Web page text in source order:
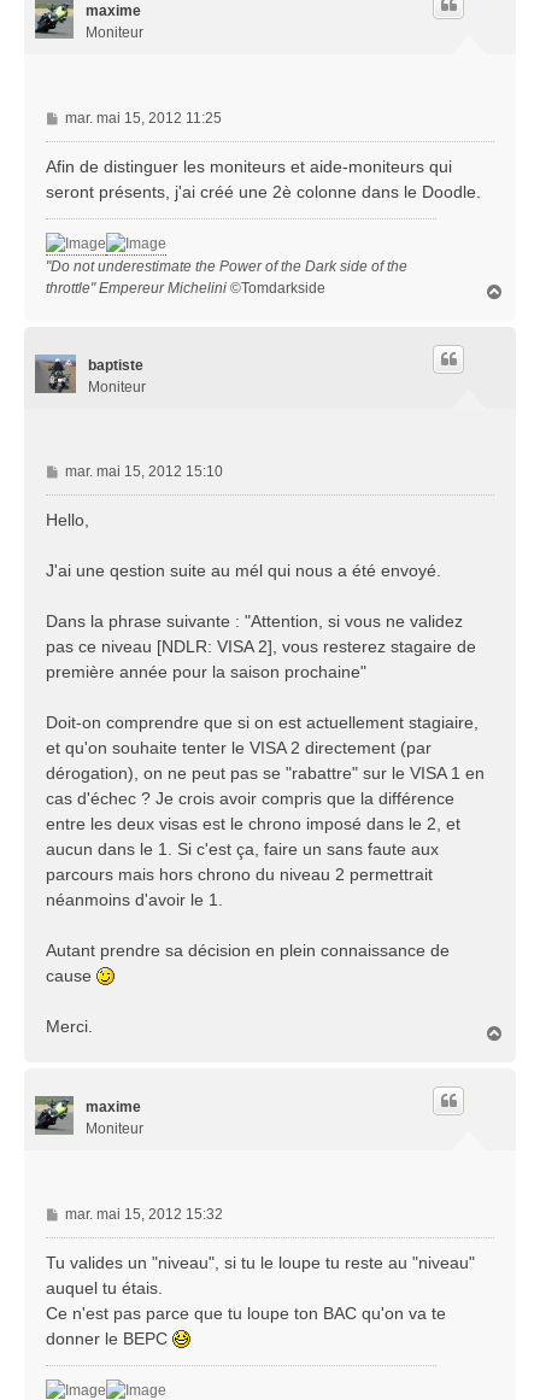
maxime
Moniteur
M
e
s
a
g
e
mar. mai 15, 2012 11:25
Afin de distinguer les moniteurs et aide-moniteurs qui
seront présents, j'ai créé une 2è colonne dans le Doodle.
"Do not underestimate the Power of the Dark side of the
throttle" Empereur Michelini ©Tomdarkside
baptiste
Moniteur
M
e
s
g
mar. mai 15, 2012 15:10
Hello,
J'ai une qestion suite au mél qui nous a été envoyé.
Dans la phrase suivante : "Attention, si vous ne validez
pas ce niveau [NDLR: VISA 2], vous resterez stagaire de
première année pour la saison prochaine"
Doit-on comprendre que si on est actuellement stagiaire,
et qu'on souhaite tenter le VISA 2 directement (par
dérogation), on ne peut pas se "rabattre" sur le VISA 1 en
cas d'échec ? Je crois avoir compris que la différence
entre les deux visas est le chrono imposé dans le 2, et
aucun dans le 1. Si c'est ça, faire un sans faute aux
parcours mais hors chrono du niveau 2 permettrait
néanmoins d'avoir le 1.
Autant prendre sa décision en plein connaissance de
cause
Merci.
maxime
Moniteur
M
e
s
g
e
mar. mai 15, 2012 15:32
Tu valides un "niveau", si tu le loupe tu reste au "niveau"
auquel tu étais.
Ce n'est pas parce que tu loupe ton BAC qu'on va te
donner le BEPC